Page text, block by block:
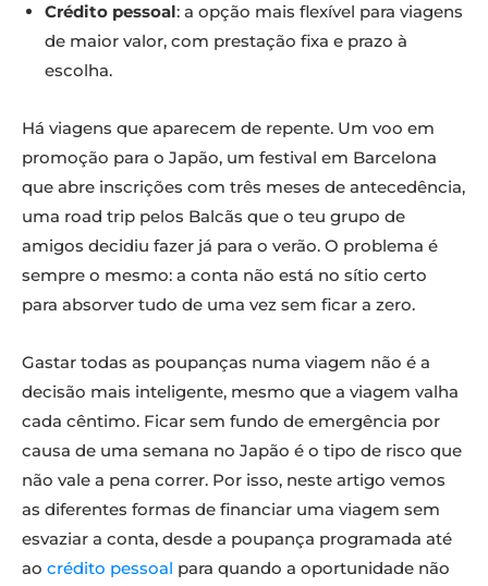
Crédito pessoal: a opção mais flexível para viagens
de maior valor, com prestação fixa e prazo à
escolha.
Há viagens que aparecem de repente. Um voo em
promoção para o Japão, um festival em Barcelona
que abre inscrições com três meses de antecedência,
uma road trip pelos Balcãs que o teu grupo de
amigos decidiu fazer já para o verão. O problema é
sempre o mesmo: a conta não está no sítio certo
para absorver tudo de uma vez sem ficar a zero.
Gastar todas as poupanças numa viagem não é a
decisão mais inteligente, mesmo que a viagem valha
cada cêntimo. Ficar sem fundo de emergência por
causa de uma semana no Japão é o tipo de risco que
não vale a pena correr. Por isso, neste artigo vemos
as diferentes formas de financiar uma viagem sem
esvaziar a conta, desde a poupança programada até
ao crédito pessoal para quando a oportunidade não